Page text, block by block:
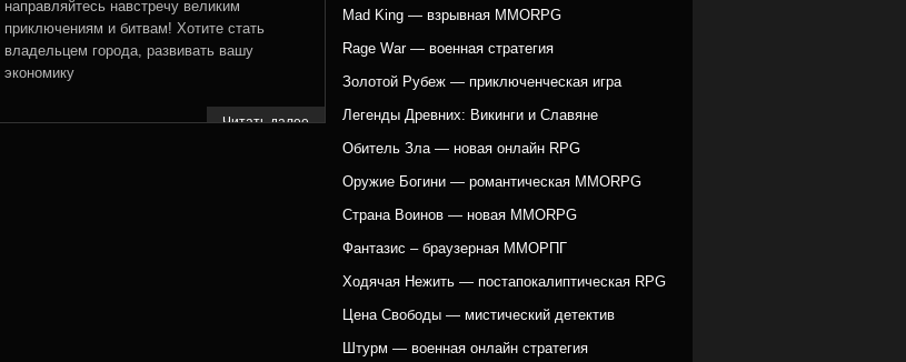
направляйтесь навстречу великим
приключениям и битвам! Хотите стать
владельцем города, развивать вашу
экономику
Читать далее
Mad King — взрывная MMORPG
Rage War — военная стратегия
Золотой Рубеж — приключенческая игра
Легенды Древних: Викинги и Славяне
Обитель Зла — новая онлайн RPG
Оружие Богини — романтическая MMORPG
Страна Воинов — новая MMORPG
Фантазис – браузерная ММОРПГ
Ходячая Нежить — постапокалиптическая RPG
Цена Свободы — мистический детектив
Штурм — военная онлайн стратегия